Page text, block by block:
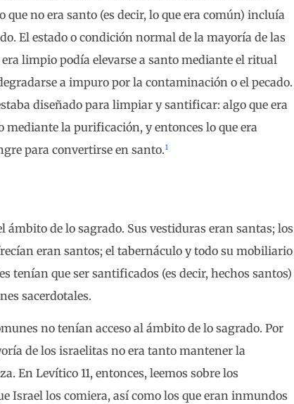
que no era santo (es decir, lo que era común) incluía
El estado o condición normal de la mayoría de las
limpio podía elevarse a santo mediante el ritual
a impuro por la contaminación o el pecado.
diseñado para limpiar y santificar: algo que era
la purificación, y entonces lo que era
para convertirse en santo.1
ámbito de lo sagrado. Sus vestiduras eran santas; los
eran santos; el tabernáculo y todo su mobiliario
tenían que ser santificados (es decir, hechos santos)
sacerdotales.
no tenían acceso al ámbito de lo sagrado. Por
de los israelitas no era tanto mantener la
En Levítico 11, entonces, leemos sobre los
Israel los comiera, así como los que eran inmundos